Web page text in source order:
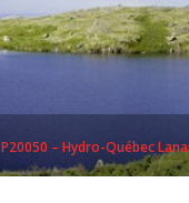
P20050 – Hydro-Québec